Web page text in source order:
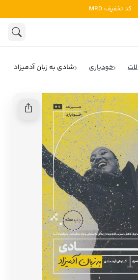
کد تخفیف: MRD
ادبیات انگلیس
ادبیات فرانسه
ادبیات ایتالیا
ادبیات روسیه
ادبیات آمریکای لاتین
ادبیات آلمان
ادبیات ترکیه
ادبیات آسیا
سایر کشورهای اروپا
داستان کوتاه
خودیاری شادی به زبان آدمیزاد